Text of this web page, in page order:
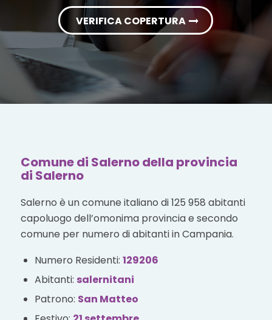
VERIFICA COPERTURA
Comune di Salerno della provincia
di Salerno
Salerno è un comune italiano di 125 958 abitanti
capoluogo dell’omonima provincia e secondo
comune per numero di abitanti in Campania.
Numero Residenti: 129206
Abitanti: salernitani
Patrono: San Matteo